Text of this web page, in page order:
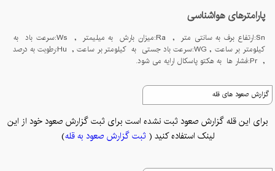
پارامترهای هواشناسی
Sn:ارتفاع برف به سانتی متر , Ra:میزان بارش به میلیمتر , Ws:سرعت باد به
کیلومتر بر ساعت , WG:سرعت باد جستی به کیلومتر بر ساعت , Hu:رطوبت به درصد
, Pr:فشار ها به هکتو پاسکال ارایه می شود.
گزارش صعود های قله
برای این قله گزارش صعود ثبت نشده است برای ثبت گزارش صعود خود از این
لینک استفاده کنید (
ثبت گزارش صعود به قله)